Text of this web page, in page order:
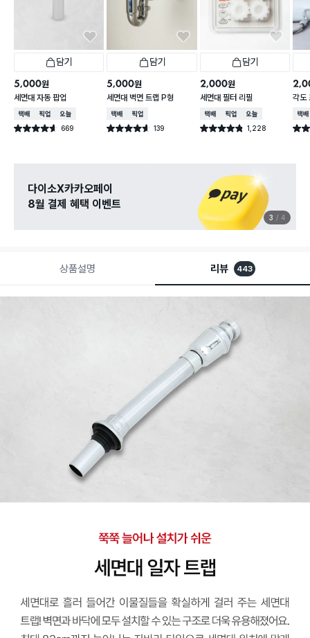
담기
5,000원
세면대 자동 팝업
택배배송매장픽업오늘배송
별점 4.6점 669
건 작성
담기
5,000원
세면대 벽면 트랩 P형
택배배송매장픽업
별점 4.6점 139
건 작성
담기
2,000원
세면대 필터 리필
택배배송매장픽업오늘배송
별점 4.8점 1,228
건 작성
각도
택배
별점
다이소X카카오페이
8월 결제 혜택 이벤트
3 4
상품설명 리뷰 443